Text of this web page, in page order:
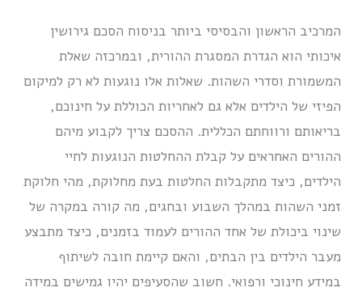
המרכיב הראשון והבסיסי ביותר בניסוח הסכם גירושין
איכותי הוא הגדרת המסגרת ההורית, ובמרכזה שאלת
המשמורת וסדרי השהות. שאלות אלו נוגעות לא רק למיקום
הפיזי של הילדים אלא גם לאחריות הכוללת על חינוכם,
בריאותם ורווחתם הכללית. ההסכם צריך לקבוע מיהם
ההורים האחראים על קבלת ההחלטות הנוגעות לחיי
הילדים, כיצד מתקבלות החלטות בעת מחלוקת, מהי חלוקת
זמני השהות במהלך השבוע ובחגים, מה קורה במקרה של
שינוי ביכולת של אחד ההורים לעמוד בזמנים, כיצד מתבצע
מעבר הילדים בין הבתים, והאם קיימת חובה לשיתוף
במידע חינוכי ורפואי. חשוב שהסעיפים יהיו גמישים במידה